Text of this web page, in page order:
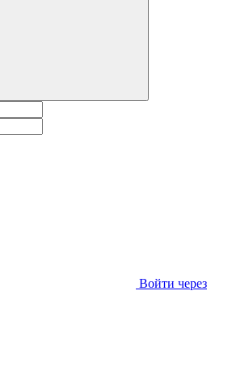
Войти через